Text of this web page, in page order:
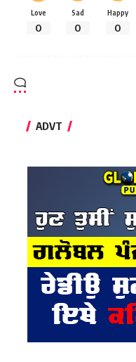
Love
0
Sad
0
Happy
0
ADVT